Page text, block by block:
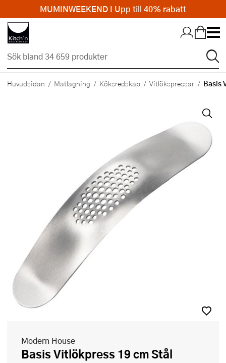
Hopp till huvudinnehållet
Huvudsidan Matlagning Köksredskap Vitlökspressar Basis
Modern House
Basis Vitlökpress 19 cm Stål
MUMINWEEKEND I Upp till 40% rabatt